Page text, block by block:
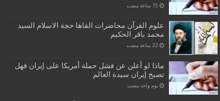
علوم القرآن محاضرات القاها حجة الاسلام السيد
محمد باقر الحكيم
‏22 ساعة مضت
ماذا لو أعلن عن فشل حملة أمريكا على إيران فهل
تصبح إيران سيدة العالم
‏يوم واحد مضت